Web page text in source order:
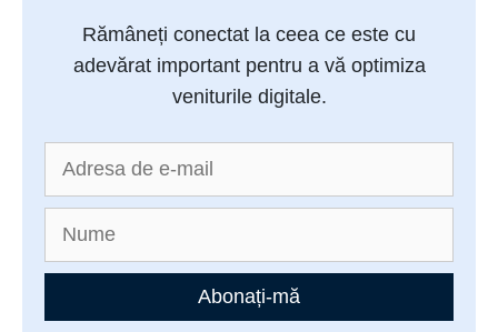
Rămâneți conectat la ceea ce este cu
adevărat important pentru a vă optimiza
veniturile digitale.
Abonați-mă